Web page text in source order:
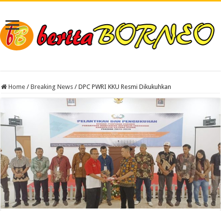
Home / Breaking News / DPC PWRI KKU Resmi Dikukuhkan